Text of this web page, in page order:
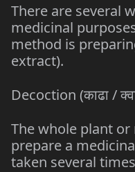
There are several
medicinal
method is
extract).
Decoction (काढा /
The whole plant
prepare a
taken several